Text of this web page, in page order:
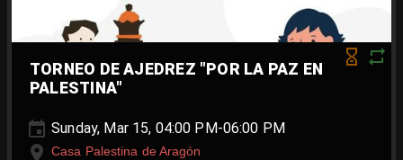
TORNEO DE AJEDREZ "POR LA PAZ EN
PALESTINA"
Sunday, Mar 15, 04:00 PM-06:00 PM
Casa Palestina de Aragón